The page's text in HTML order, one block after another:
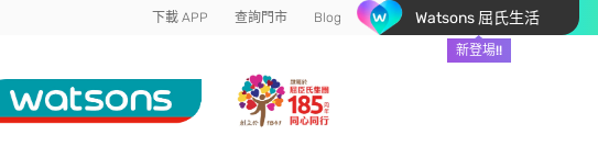
下載 APP 查詢門市 Blog Watsons 屈氏生活
新登場!!